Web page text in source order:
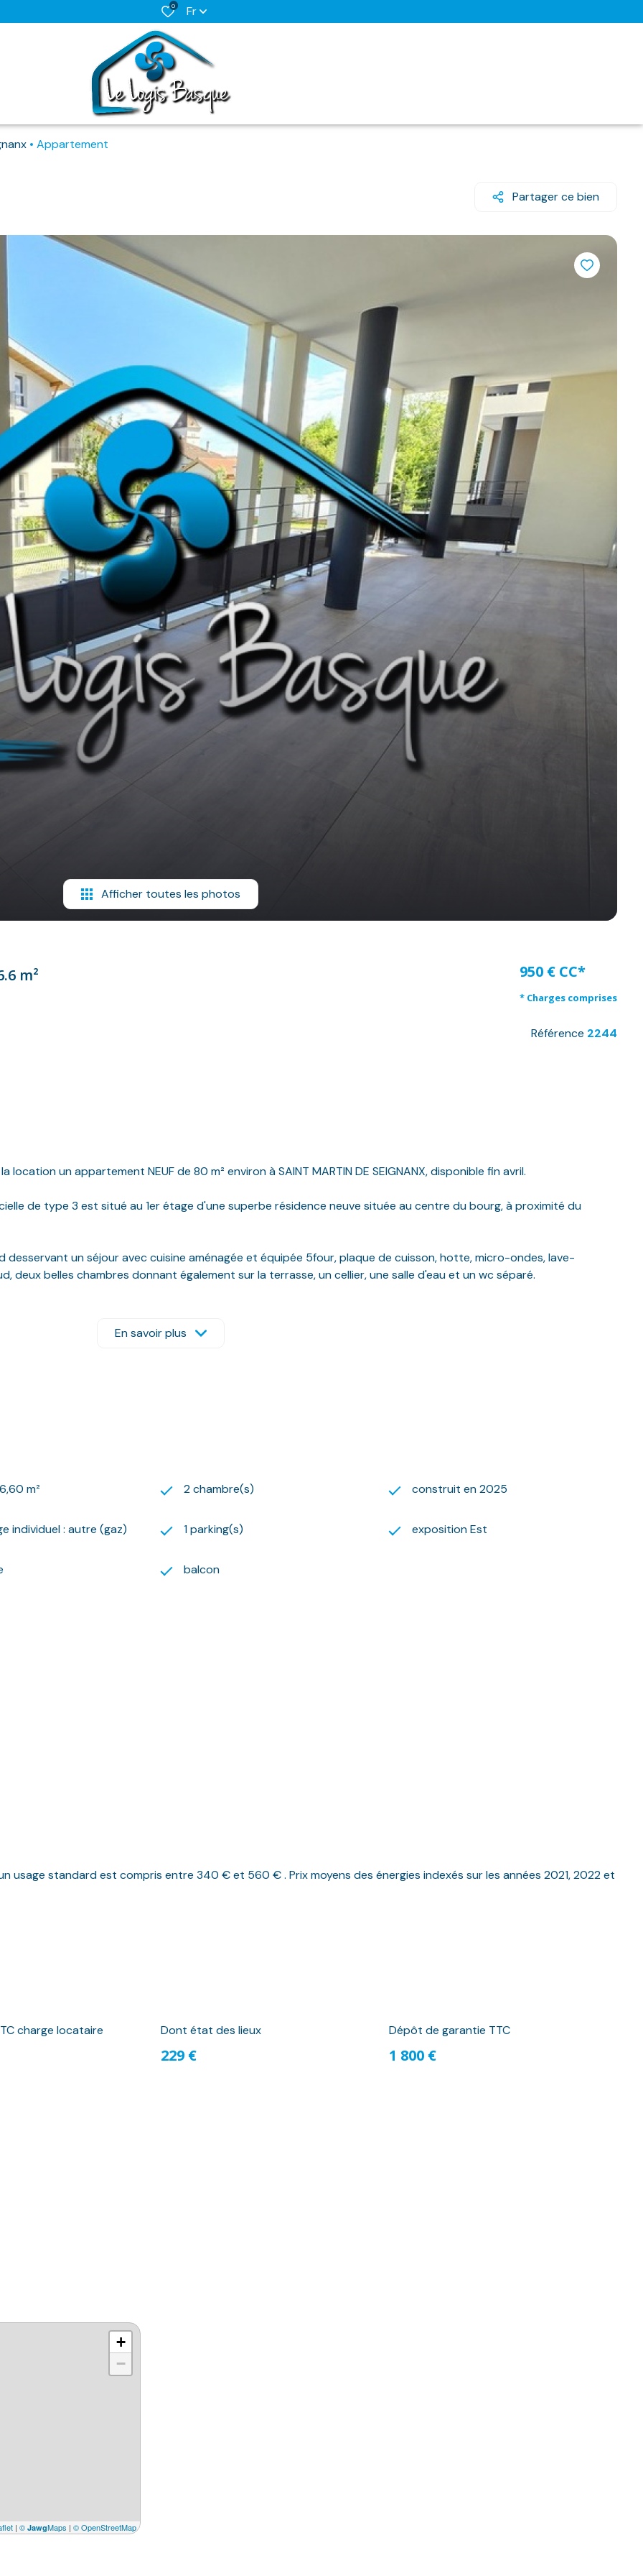
0 Fr
Appartement
Partager ce bien
Afficher toutes les photos
m²
950 € CC*
* Charges comprises
Référence 2244
un appartement NEUF de 80 m² environ à SAINT MARTIN DE SEIGNANX, disponible fin avril.
de type 3 est situé au 1er étage d'une superbe résidence neuve située au centre du bourg, à proximité du
un séjour avec cuisine aménagée et équipée 5four, plaque de cuisson, hotte, micro-ondes, lave-
deux belles chambres donnant également sur la terrasse, un cellier, une salle d'eau et un wc séparé.
Isabelle au 07.61.67.22.24. ou Le Logis Basque au : 05.59.59.09.54.
votre dossier de candidature par mail sur l’adresse suivante :
sont disponibles sur le site Géorisques : www.georisques.gouv.fr
En savoir plus
m² 2 chambre(s) construit en 2025
individuel : autre (gaz) 1 parking(s) exposition Est
balcon
usage standard est compris entre 340 € et 560 € . Prix moyens des énergies indexés sur les années 2021, 2022 et
charge locataire Dont état des lieux
229 €
Dépôt de garantie TTC
1 800 €
+
−
| © JawgMaps | © OpenStreetMap